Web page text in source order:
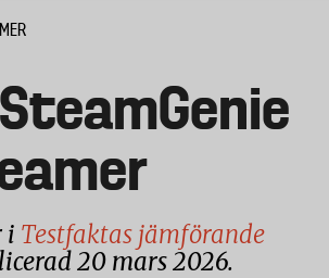
i Testfaktas jämförande
20 mars 2026.